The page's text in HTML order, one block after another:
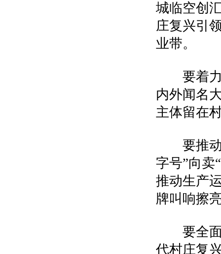
城临空创
庄复兴引
业带。
要着力
内外闻名
主体留在
要推动
字号”向卖
推动生产
牌叫响擦
要全面
代村庄复